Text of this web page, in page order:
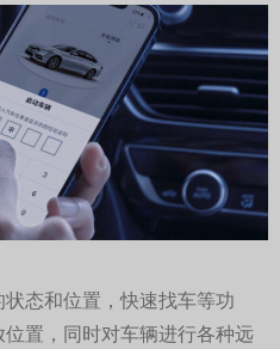
态和位置，快速找车等功
置，同时对车辆进行各种远